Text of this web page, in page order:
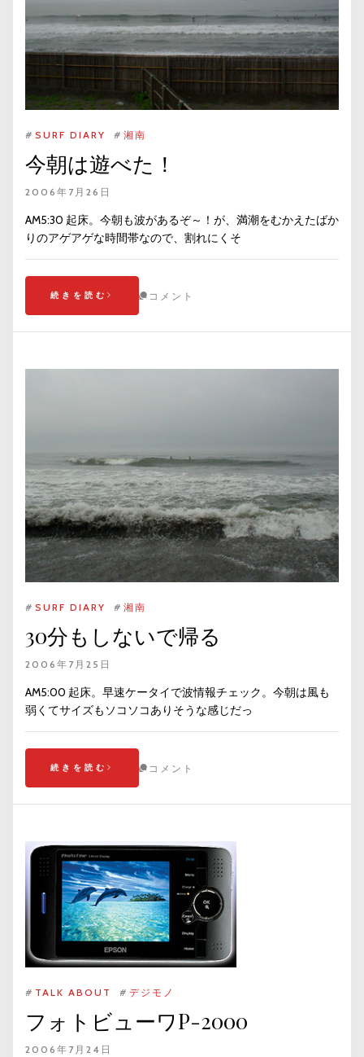
# SURF DIARY # 湘南
今朝は遊べた！
2006年7月26日
AM5:30 起床。今朝も波があるぞ～！が、満潮をむかえたばか
りのアゲアゲな時間帯なので、割れにくそ
続きを読む コメント
# SURF DIARY # 湘南
30分もしないで帰る
2006年7月25日
AM5:00 起床。早速ケータイで波情報チェック。今朝は風も
弱くてサイズもソコソコありそうな感じだっ
続きを読む コメント
# TALK ABOUT # デジモノ
フォトビューワP-2000
2006年7月24日